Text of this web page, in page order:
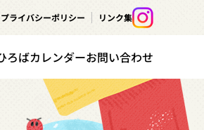
プライバシーポリシー リンク集
ろばカレンダーお問い合わせ